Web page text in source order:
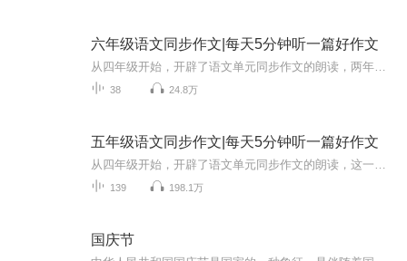
六年级语文同步作文|每天5分钟听一篇好作文
38 24.8万
五年级语文同步作文|每天5分钟听一篇好作文
139 198.1万
国庆节